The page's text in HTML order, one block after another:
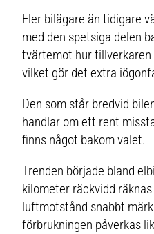
Fler bilägare än tidigare
med den spetsiga delen
tvärtemot hur
vilket gör det extra
Den som står bredvid
handlar om ett rent
finns något bakom valet.
Trenden började bland
kilometer räckvidd
luftmotstånd snabbt
förbrukningen påverkas